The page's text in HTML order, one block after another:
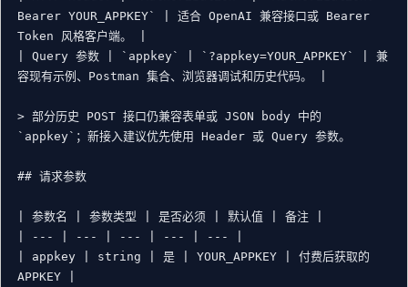
Bearer YOUR_APPKEY` | 适合 OpenAI 兼容接口或 Bearer
Token 风格客户端。 |
| Query 参数 | `appkey` | `?appkey=YOUR_APPKEY` | 兼
容现有示例、Postman 集合、浏览器调试和历史代码。 |
> 部分历史 POST 接口仍兼容表单或 JSON body 中的
`appkey`；新接入建议优先使用 Header 或 Query 参数。
## 请求参数
| 参数名 | 参数类型 | 是否必须 | 默认值 | 备注 |
| --- | --- | --- | --- | --- |
| appkey | string | 是 | YOUR_APPKEY | 付费后获取的
APPKEY |